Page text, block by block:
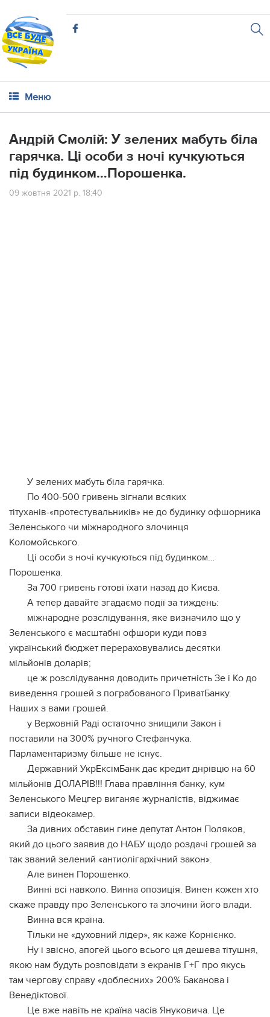
Меню
Андрій Смолій: У зелених мабуть біла
гарячка. Ці особи з ночі кучкуються
під будинком…Порошенка.
09 жовтня 2021 р. 18:40
У зелених мабуть біла гарячка.
По 400-500 гривень зігнали всяких
тітуханів-«протестувальників» не до будинку офшорника
Зеленського чи міжнародного злочинця
Коломойського.
Ці особи з ночі кучкуються під будинком…
Порошенка.
За 700 гривень готові їхати назад до Києва.
А тепер давайте згадаємо події за тиждень:
міжнародне розслідування, яке визначило що у
Зеленського є масштабні офшори куди повз
український бюджет перераховувались десятки
мільйонів доларів;
це ж розслідування доводить причетність Зе і Ко до
виведення грошей з пограбованого ПриватБанку.
Наших з вами грошей.
у Верховній Раді остаточно знищили Закон і
поставили на 300% ручного Стефанчука.
Парламентаризму більше не існує.
Державний УкрЕксімБанк дає кредит днрівцю на 60
мільйонів ДОЛАРІВ!!! Глава правління банку, кум
Зеленського Мецгер виганяє журналістів, віджимає
записи відеокамер.
За дивних обставин гине депутат Антон Поляков,
який до цього заявив до НАБУ щодо роздачі грошей за
так званий зелений «антиолігархічний закон».
Але винен Порошенко.
Винні всі навколо. Винна опозиція. Винен кожен хто
скаже правду про Зеленського та злочини його влади.
Винна вся країна.
Тільки не «духовний лідер», як каже Корнієнко.
Ну і звісно, апогей цього всього ця дешева тітушня,
якою нам будуть розповідати з екранів Г+Г про якусь
там чергову справу «доблесних» 200% Баканова і
Венедіктової.
Це вже навіть не країна часів Януковича. Це